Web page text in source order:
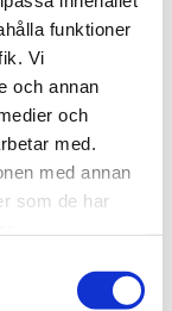
funktioner
Vi
och annan
och
med.
med annan
som de har